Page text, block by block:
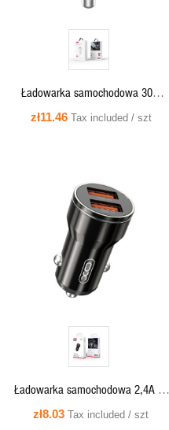
Ładowarka samochodowa 30W
1xUSB + 1xUSB-C biała - XO CC56
zł11.46 Tax included / szt
QUICK VIEW
Ładowarka samochodowa 2,4A 2x
USB czarna - XO CC31
zł8.03 Tax included / szt